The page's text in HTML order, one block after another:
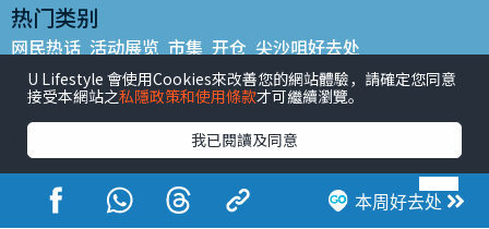
本周好去处
热门类别
网民热话 活动展览 市集 开仓 尖沙咀好去处
铜锣湾好去处 元朗好去处 荃湾好去处 旺角好去处 社会
餐厅情报 户外郊游
热门标签
#UGO揾好去处 #人气活动推介 #美食社群热话
#亲子玩乐好去处
#ULifestyle应用程式
#限时抢
#UJetso礼物放送
#ULifestyle商户中心 #著数 #网络热话
U Lifestyle 會使用Cookies來改善您的網站體驗，請確定您同意
接受本網站之私隱政策和使用條款才可繼續瀏覽。
我已閱讀及同意